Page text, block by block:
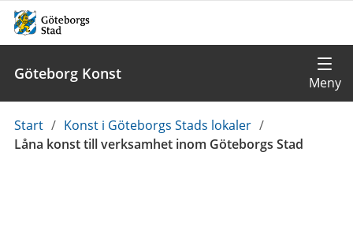
Göteborg Konst
Du
är
Start / Konst i Göteborgs Stads lokaler /
Låna konst till verksamhet inom Göteborgs Stad